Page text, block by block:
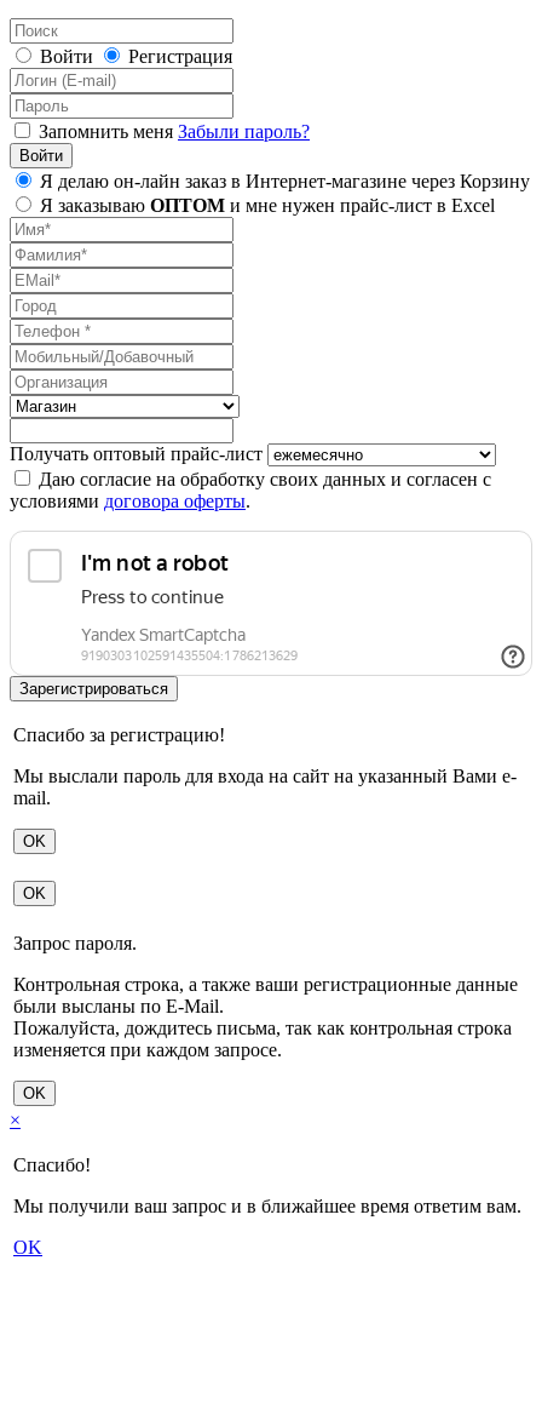
Войти Регистрация
Запомнить меня Забыли пароль?
Я делаю он-лайн заказ в Интернет-магазине через Корзину
Я заказываю ОПТОМ и мне нужен прайс-лист в Excel
Получать оптовый прайс-лист
Даю согласие на обработку своих данных и согласен с
условиями договора оферты.
Спасибо за регистрацию!
Мы выслали пароль для входа на сайт на указанный Вами e-
mail.
OK
OK
Запрос пароля.
Контрольная строка, а также ваши регистрационные данные
были высланы по E-Mail.
Пожалуйста, дождитесь письма, так как контрольная строка
изменяется при каждом запросе.
OK
×
Спасибо!
Мы получили ваш запрос и в ближайшее время ответим вам.
OK